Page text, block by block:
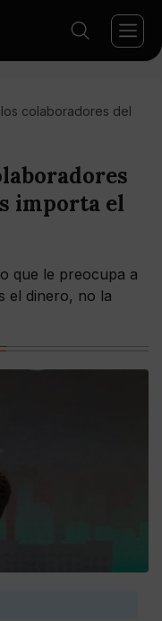
colaboradores del
importa el
que le preocupa a
el dinero, no la